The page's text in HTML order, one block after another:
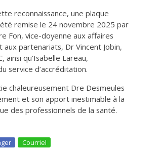
reconnaissance, une plaque
remise le 24 novembre 2025 par
Fon, vice-doyenne aux affaires
partenariats, Dr Vincent Jobin,
ainsi qu’Isabelle Lareau,
service d’accréditation.
chaleureusement Dre Desmeules
et son apport inestimable à la
des professionnels de la santé.
Courriel